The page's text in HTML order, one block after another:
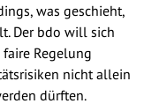
was geschieht,
Der bdo will sich
Regelung
nicht allein
dürften.